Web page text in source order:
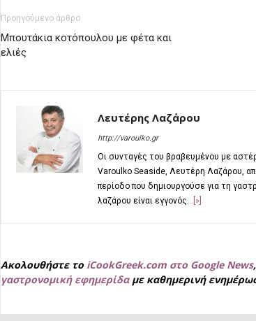
Προηγούμενο άρθρο
Μπουτάκια κοτόπουλου με φέτα και
ελιές
Λευτέρης Λαζάρου
http://varoulko.gr
Οι συνταγές του βραβευμένου με
Varoulko Seaside, Λευτέρη Λαζάρου,
περίοδο που δημιουργούσε για τη
λαζάρου είναι εγγονός ...[»]
Ακολουθήστε το iCookGreek.com στο Google News
γαστρονομική εφημερίδαμε καθημερινή